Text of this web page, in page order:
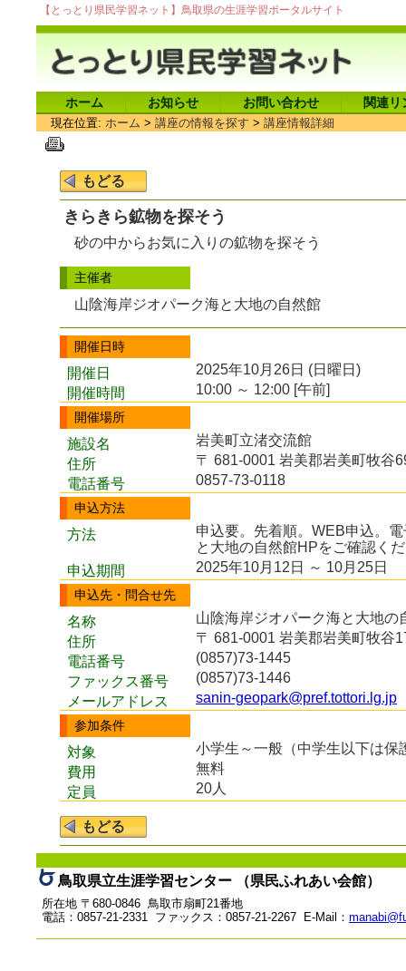
【とっとり県民学習ネット】鳥取県の生涯学習ポータルサイト
ホーム お知らせ お問い合わせ 関連リ
現在位置: ホーム > 講座の情報を探す > 講座情報詳細
きらきら鉱物を探そう
砂の中からお気に入りの鉱物を探そう
主催者
山陰海岸ジオパーク海と大地の自然館
開催日時
開催日
2025年10月26日 (日曜日)
開催時間
10:00 ～ 12:00 [午前]
開催場所
施設名
岩美町立渚交流館
住所
〒 681-0001 岩美郡岩美町牧谷
電話番号
0857-73-0118
申込方法
方法
申込要。先着順。WEB申込。
と大地の自然館HPをご確認く
申込期間
2025年10月12日 ～ 10月25日
申込先・問合せ先
名称
山陰海岸ジオパーク海と大地の
住所
〒 681-0001 岩美郡岩美町牧谷
電話番号
(0857)73-1445
ファックス番号
(0857)73-1446
メールアドレス
sanin-geopark@pref.tottori.lg.jp
参加条件
対象
小学生～一般（中学生以下は保
費用
無料
定員
20人
鳥取県立生涯学習センター （県民ふれあい会館）
所在地 〒680-0846 鳥取市扇町21番地
電話：0857-21-2331 ファックス：0857-21-2267 E-Mail：